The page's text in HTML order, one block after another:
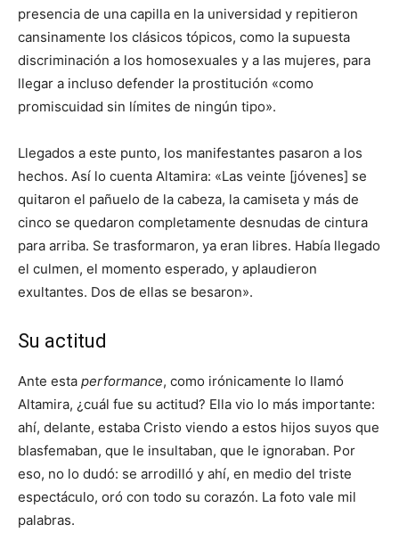
presencia de una capilla en la universidad y repitieron
cansinamente los clásicos tópicos, como la supuesta
discriminación a los homosexuales y a las mujeres, para
llegar a incluso defender la prostitución «como
promiscuidad sin límites de ningún tipo».
Llegados a este punto, los manifestantes pasaron a los
hechos. Así lo cuenta Altamira: «Las veinte [jóvenes] se
quitaron el pañuelo de la cabeza, la camiseta y más de
cinco se quedaron completamente desnudas de cintura
para arriba. Se trasformaron, ya eran libres. Había llegado
el culmen, el momento esperado, y aplaudieron
exultantes. Dos de ellas se besaron».
Su actitud
Ante esta performance, como irónicamente lo llamó
Altamira, ¿cuál fue su actitud? Ella vio lo más importante:
ahí, delante, estaba Cristo viendo a estos hijos suyos que
blasfemaban, que le insultaban, que le ignoraban. Por
eso, no lo dudó: se arrodilló y ahí, en medio del triste
espectáculo, oró con todo su corazón. La foto vale mil
palabras.